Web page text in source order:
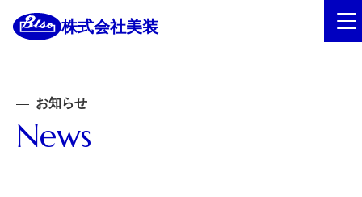
株式会社美装
お知らせ
News